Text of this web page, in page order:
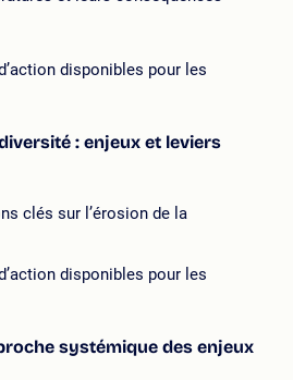
disponibles pour les
: enjeux et leviers
clés sur l’érosion de la
disponibles pour les
systémique des enjeux